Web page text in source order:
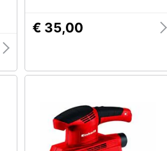
€ 35,00